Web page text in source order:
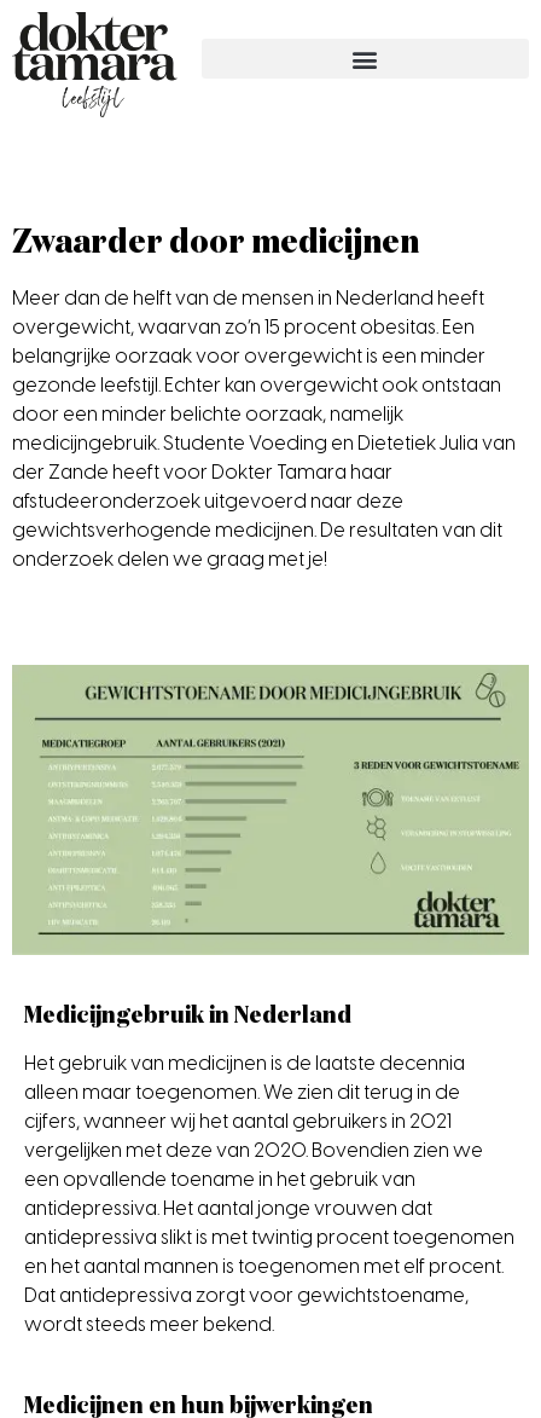
Zwaarder door medicijnen
Meer dan de helft van de mensen in Nederland heeft
overgewicht, waarvan zo’n 15 procent obesitas. Een
belangrijke oorzaak voor overgewicht is een minder
gezonde leefstijl. Echter kan overgewicht ook ontstaan
door een minder belichte oorzaak, namelijk
medicijngebruik. Studente Voeding en DietetiekJulia van
der Zande heeftvoor Dokter Tamara haar
afstudeeronderzoek uitgevoerd naar deze
gewichtsverhogende medicijnen. De resultaten van dit
onderzoek delen we graag met je!
Medicijngebruik in Nederland
Het gebruik van medicijnen is de laatste decennia
alleen maar toegenomen. We zien dit terug in de
cijfers, wanneer wij het aantal gebruikers in 2021
vergelijken met deze van 2020. Bovendien zien we
een opvallende toename in het gebruik van
antidepressiva. Het aantal jonge vrouwen dat
antidepressiva slikt is met twintig procent toegenomen
en het aantal mannen is toegenomen met elf procent.
Dat antidepressiva zorgt voor gewichtstoename,
wordt steeds meer bekend.
Medicijnen en hun bijwerkingen